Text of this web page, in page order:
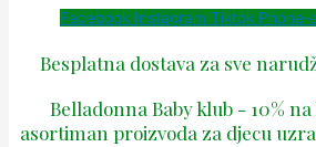
Facebook Instagram Tiktok Phone-
Besplatna dostava za sve
Belladonna Baby klub - 10%
asortiman proizvoda za djecu